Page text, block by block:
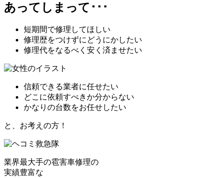
あってしまって･･･
短期間で修理してほしい
修理歴をつけずにどうにかしたい
修理代をなるべく安く済ませたい
信頼できる業者に任せたい
どこに依頼すべきか分からない
かなりの台数をお任せしたい
と、お考えの方！
業界最大手の雹害車修理の
実績豊富な